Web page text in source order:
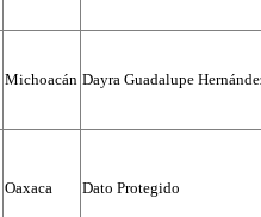
Michoacán Dayra Guadalupe
Oaxaca Dato Protegido